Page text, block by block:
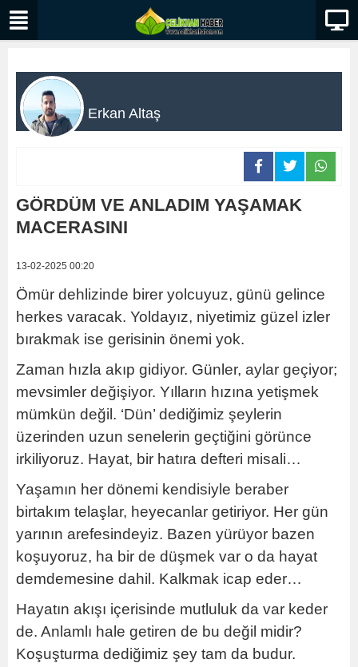
Erkan Altaş
GÖRDÜM VE ANLADIM YAŞAMAK
MACERASINI
13-02-2025 00:20
Ömür dehlizinde birer yolcuyuz, günü gelince
herkes varacak. Yoldayız, niyetimiz güzel izler
bırakmak ise gerisinin önemi yok.
Zaman hızla akıp gidiyor. Günler, aylar geçiyor;
mevsimler değişiyor. Yılların hızına yetişmek
mümkün değil. ‘Dün’ dediğimiz şeylerin
üzerinden uzun senelerin geçtiğini görünce
irkiliyoruz. Hayat, bir hatıra defteri misali…
Yaşamın her dönemi kendisiyle beraber
birtakım telaşlar, heyecanlar getiriyor. Her gün
yarının arefesindeyiz. Bazen yürüyor bazen
koşuyoruz, ha bir de düşmek var o da hayat
demdemesine dahil. Kalkmak icap eder…
Hayatın akışı içerisinde mutluluk da var keder
de. Anlamlı hale getiren de bu değil midir?
Koşuşturma dediğimiz şey tam da budur.